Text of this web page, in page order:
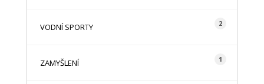
VODNÍ SPORTY 2
ZAMYŠLENÍ 1